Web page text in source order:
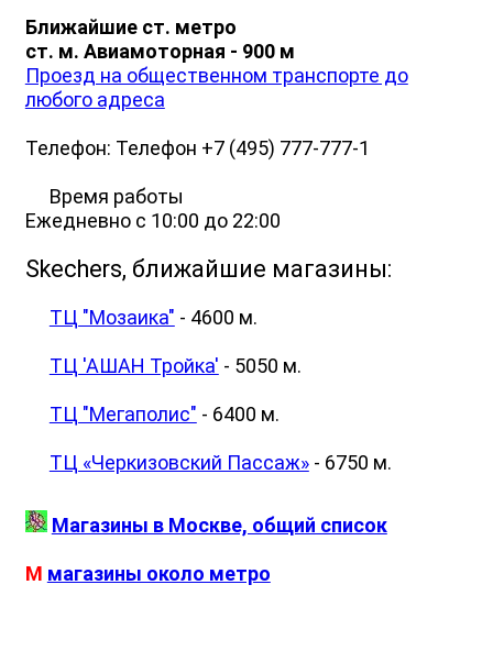
Ближайшие ст. метро
ст. м. Авиамоторная - 900 м
Проезд на общественном транспорте до
любого адреса
Телефон: Телефон +7 (495) 777-777-1
Время работы
Ежедневно с 10:00 до 22:00
Skechers, ближайшие магазины:
ТЦ "Мозаика" - 4600 м.
ТЦ 'АШАН Тройка' - 5050 м.
ТЦ "Мегаполис" - 6400 м.
ТЦ «Черкизовский Пассаж»- 6750 м.
Магазины в Москве, общий список
М магазины около метро